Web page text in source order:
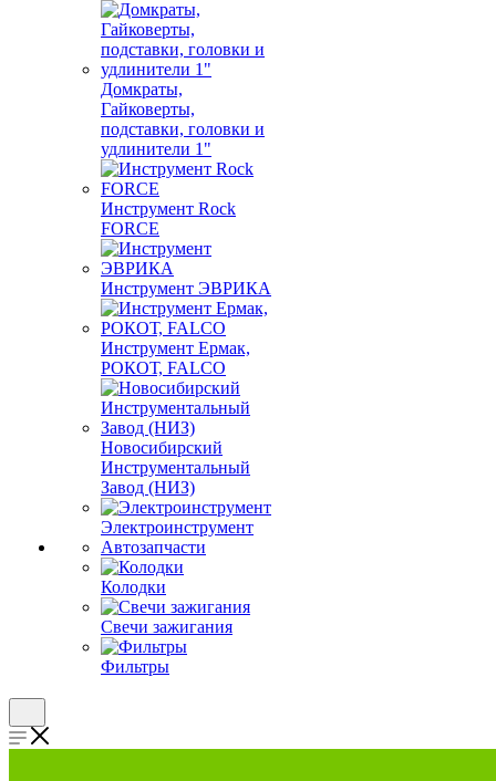
Домкраты,
Гайковерты,
подставки, головки и
удлинители 1"
Инструмент Rock
FORCE
Инструмент ЭВРИКА
Инструмент Ермак,
РОКОТ, FALCO
Новосибирский
Инструментальный
Завод (НИЗ)
Электроинструмент
Автозапчасти
Колодки
Свечи зажигания
Фильтры